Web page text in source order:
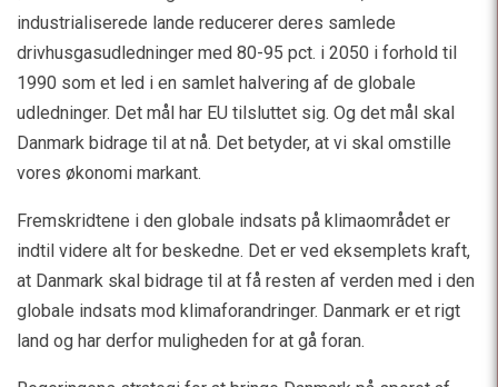
industrialiserede lande reducerer deres samlede
drivhusgasudledninger med 80-95 pct. i 2050 i forhold til
1990 som et led i en samlet halvering af de globale
udledninger. Det mål har EU tilsluttet sig. Og det mål skal
Danmark bidrage til at nå. Det betyder, at vi skal omstille
vores økonomi markant.
Fremskridtene i den globale indsats på klimaområdet er
indtil videre alt for beskedne. Det er ved eksemplets kraft,
at Danmark skal bidrage til at få resten af verden med i den
globale indsats mod klimaforandringer. Danmark er et rigt
land og har derfor muligheden for at gå foran.